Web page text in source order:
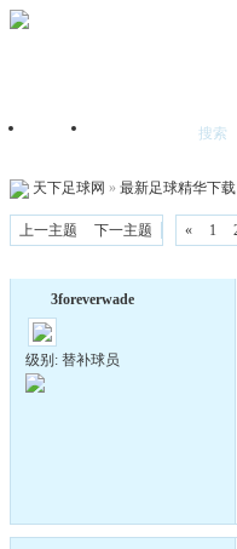
首页 搜索
天下足球网 » 最新足球精华下载
上一主题 下一主题 « 1
3foreverwade
级别: 替补球员